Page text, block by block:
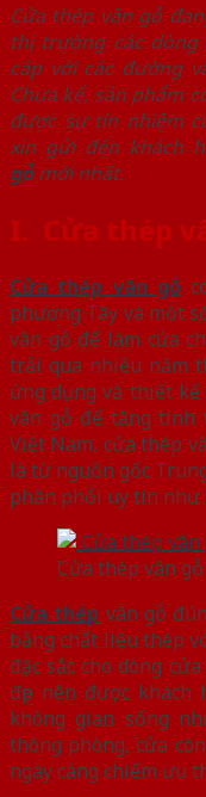
Cửa thép vân gỗ
thị trường các dòng
cáp với các đường
Chưa kể, sản phẩm
được sự tín nhiệm
xin gửi đến khách
gỗmới nhất.
I. Cửa thép
Cửa thép vân gỗ
phương Tây và một
vân gỗ để làm cửa
trải qua nhiều năm
ứng dụng và thiết kế
vân gỗ để tăng tính
Việt Nam, cửa thép
là từ nguồn gốc
phân phối uy tín như
Cửa thép vân
Cửa thép vân gỗ
bằng chất liệu thép
đặc sắc cho dòng
đẹp nên được
không gian sống
thông phòng, cửa
ngày càng chiếm ưu